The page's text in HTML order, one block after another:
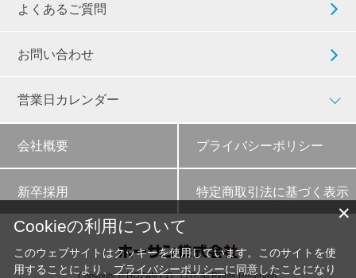
よくあるご質問
お問い合わせ
営業日カレンダー
会社概要 プライバシーポリシー
新卒採用 特定商取引法に基づく表示
Copyright © HOZAN CO., LTD. All Rights Reserved.
✕
Cookieの利用について
このウェブサイトはクッキーを使用しています。このサイトを使
用することにより、 プライバシーポリシーに同意したことになり